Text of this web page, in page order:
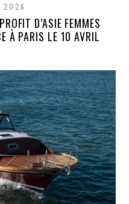
2026
D’ASIE FEMMES
À PARIS LE 10 AVRIL